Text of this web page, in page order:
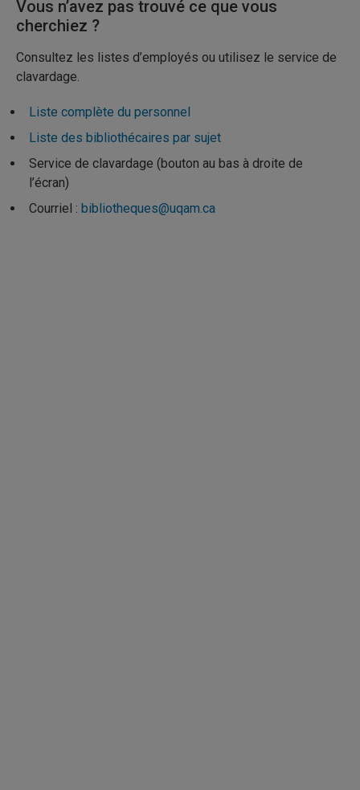
Vous n’avez pas trouvé ce que vous
cherchiez ?
Consultez les listes d’employés ou utilisez le service de
clavardage.
Liste complète du personnel
Liste des bibliothécaires par sujet
Service de clavardage (bouton au bas à droite de
l’écran)
Courriel : bibliotheques@uqam.ca